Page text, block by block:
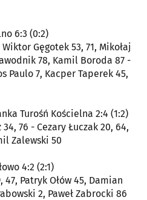
6:3 (0:2)
Gęgotek 53, 71, Mikołaj
78, Kamil Boroda 87 -
Paulo 7, Kacper Taperek 45,
Turośń Kościelna 2:4 (1:2)
76 - Cezary Łuczak 20, 64,
Zalewski 50
4:2 (2:1)
Patryk Ołów 45, Damian
2, Paweł Zabrocki 86